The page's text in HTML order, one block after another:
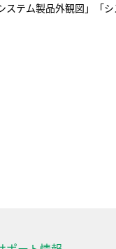
ステム製品外観図」「